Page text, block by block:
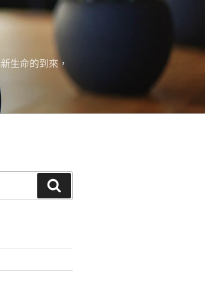
生命的到來，
尋